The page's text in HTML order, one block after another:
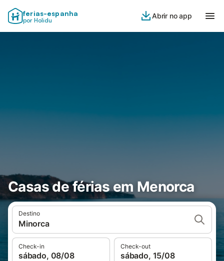
ferias-espanha
por Holidu
Abrir no app
Casas de férias em Menorca
Destino
Minorca
Check-in
sábado, 08/08
Check-out
sábado, 15/08